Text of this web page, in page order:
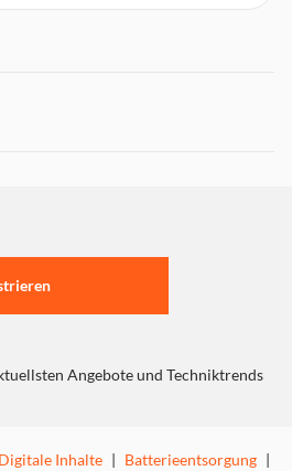
Angebote und Techniktrends
Digitale Inhalte | Batterieentsorgung |